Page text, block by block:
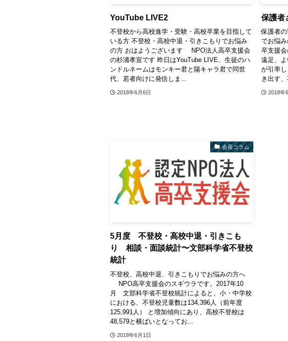
YouTube LIVE2
不登校から高校進学・受験・高校卒業を目指して
いる方 不登校・高校中退・引きこもりでお悩み
の方 おはようございます NPO法人高卒支援会
の杉浦孝宣です 昨日はYouTube LIVE、生徒のハ
ンドルネームはモンキー君と陽キャラ君で同世
代、若者向けに発信しま...
2018年6月6日
保護者
保護者
でお悩
卒支援
遠足、
が引率
き出す
2018年
会長コラム
5月度 不登校・高校中退・引きこも
り 相談・面談統計〜文部科学省不登校
統計
不登校、高校中退、引きこもりでお悩みの方へ
NPO高卒支援会のスギウラです。2017年10
月 文部科学省不登校統計によると、小・中学校
における、不登校児童数は134,396人（前年度
125,991人） と増加傾向にあり、高校不登校は
48,579と横ばいとなってお...
2018年6月1日